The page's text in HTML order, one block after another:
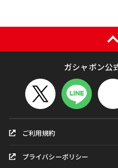
ガシャポン公
ご利用規約
プライバシーポリシー